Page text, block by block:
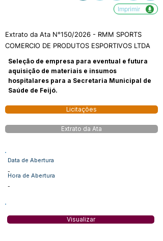
Imprimir
Extrato da Ata N°150/2026 - RMM SPORTS
COMERCIO DE PRODUTOS ESPORTIVOS LTDA
Seleção de empresa para eventual e futura
aquisição de materiais e insumos
hospitalares para a Secretaria Municipal de
Saúde de Feijó.
Licitações
Extrato da Ata
Data de Abertura
-
Hora de Abertura
-
Visualizar